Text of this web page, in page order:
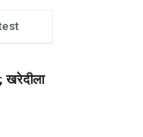
खरेदीला